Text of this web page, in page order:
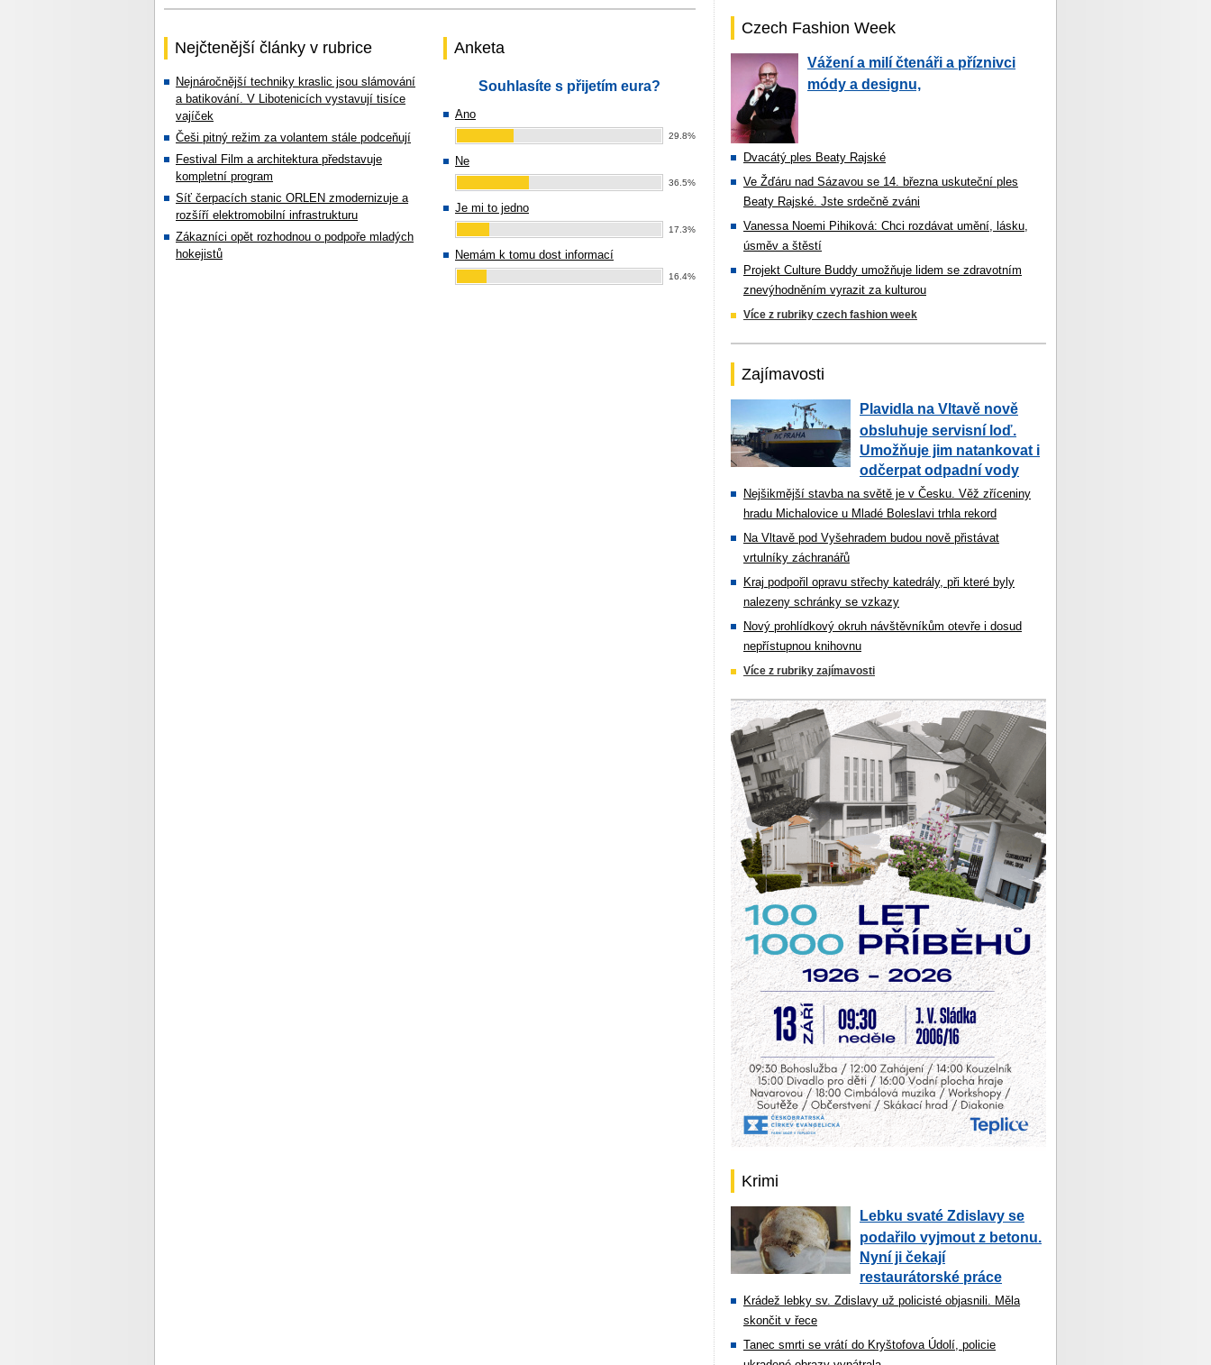
Nejčtenější články v rubrice
Nejnáročnější techniky kraslic jsou slámování
a batikování. V Libotenicích vystavují tisíce
vajíček
Češi pitný režim za volantem stále podceňují
Festival Film a architektura představuje
kompletní program
Síť čerpacích stanic ORLEN zmodernizuje a
rozšíří elektromobilní infrastrukturu
Zákazníci opět rozhodnou o podpoře mladých
hokejistů
Anketa
Souhlasíte s přijetím eura?
Ano
29.8%
Ne
36.5%
Je mi to jedno
17.3%
Nemám k tomu dost informací
16.4%
Czech Fashion Week
Vážení a milí čtenáři a příznivci
módy a designu,
Dvacátý ples Beaty Rajské
Ve Žďáru nad Sázavou se 14. března uskuteční ples
Beaty Rajské. Jste srdečně zváni
Vanessa Noemi Pihiková: Chci rozdávat umění, lásku,
úsměv a štěstí
Projekt Culture Buddy umožňuje lidem se zdravotním
znevýhodněním vyrazit za kulturou
Více z rubriky czech fashion week
Zajímavosti
Plavidla na Vltavě nově
obsluhuje servisní loď.
Umožňuje jim natankovat i
odčerpat odpadní vody
Nejšikmější stavba na světě je v Česku. Věž zříceniny
hradu Michalovice u Mladé Boleslavi trhla rekord
Na Vltavě pod Vyšehradem budou nově přistávat
vrtulníky záchranářů
Kraj podpořil opravu střechy katedrály, při které byly
nalezeny schránky se vzkazy
Nový prohlídkový okruh návštěvníkům otevře i dosud
nepřístupnou knihovnu
Více z rubriky zajímavosti
Krimi
Lebku svaté Zdislavy se
podařilo vyjmout z betonu.
Nyní ji čekají
restaurátorské práce
Krádež lebky sv. Zdislavy už policisté objasnili. Měla
skončit v řece
Tanec smrti se vrátí do Kryštofova Údolí, policie